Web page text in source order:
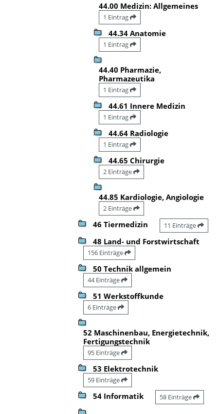
44.00 Medizin: Allgemeines
1 Eintrag
44.34 Anatomie
1 Eintrag
44.40 Pharmazie,
Pharmazeutika
1 Eintrag
44.61 Innere Medizin
1 Eintrag
44.64 Radiologie
1 Eintrag
44.65 Chirurgie
2 Einträge
44.85 Kardiologie, Angiologie
2 Einträge
46 Tiermedizin 11 Einträge
48 Land- und Forstwirtschaft
156 Einträge
50 Technik allgemein
44 Einträge
51 Werkstoffkunde
6 Einträge
52 Maschinenbau, Energietechnik,
Fertigungstechnik
95 Einträge
53 Elektrotechnik
59 Einträge
54 Informatik 58 Einträge